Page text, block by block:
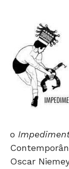
o
Oscar